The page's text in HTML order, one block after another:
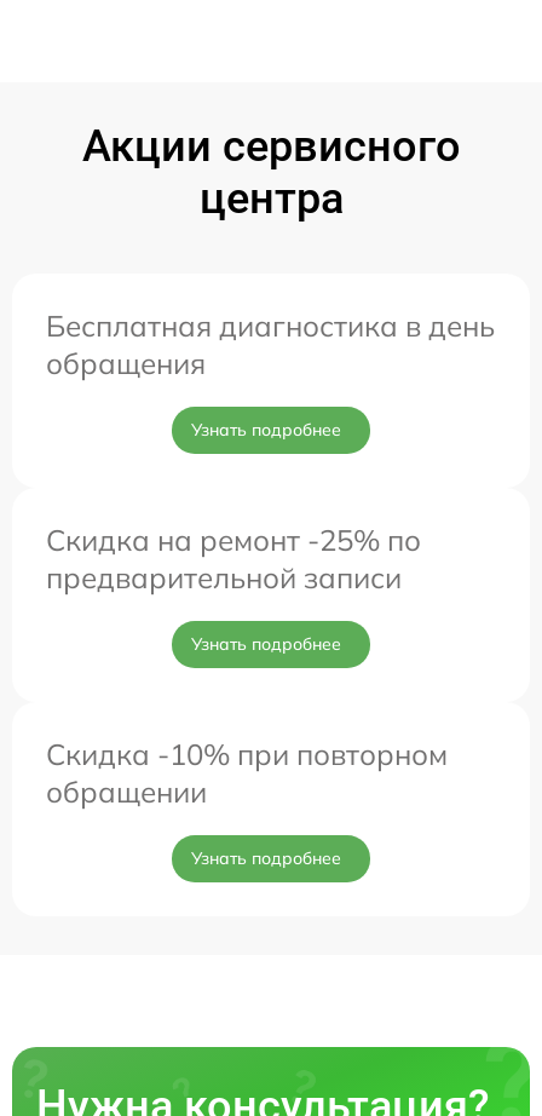
Акции сервисного
центра
Бесплатная диагностика в день
обращения
Узнать подробнее
Скидка на ремонт -25% по
предварительной записи
Узнать подробнее
Скидка -10% при повторном
обращении
Узнать подробнее